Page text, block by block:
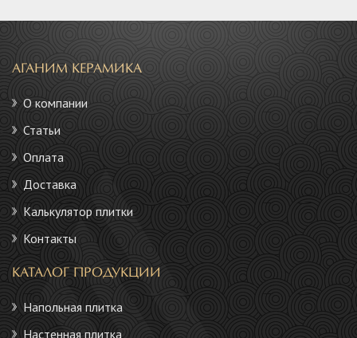
АГАНИМ КЕРАМИКА
О компании
Статьи
Оплата
Доставка
Калькулятор плитки
Контакты
КАТАЛОГ ПРОДУКЦИИ
Напольная плитка
Настенная плитка